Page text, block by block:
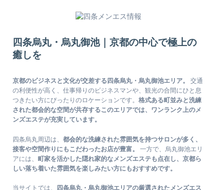
四条烏丸・烏丸御池｜京都の中心で極上の
癒しを
京都のビジネスと文化が交差する四条烏丸・烏丸御池エリア。
交通
の利便性が高く、仕事帰りのビジネスマンや、観光の合間にひと息
つきたい方にぴったりのロケーションです。格式ある町並みと洗練
された都会的な空間が共存するこのエリアでは、ワンランク上のメ
ンズエステが充実しています。
四条烏丸周辺は、都会的な洗練された雰囲気を持つサロンが多く、
接客や空間作りにもこだわったお店が豊富。
一方で、烏丸御池エリ
アには、町家を活かした隠れ家的なメンズエステも点在し、京都ら
しい落ち着いた雰囲気を楽しみたい方にもおすすめです。
当サイトでは、 四条烏丸・烏丸御池エリアの厳選されたメンズエス